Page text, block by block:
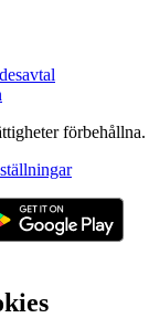
förbehållna.